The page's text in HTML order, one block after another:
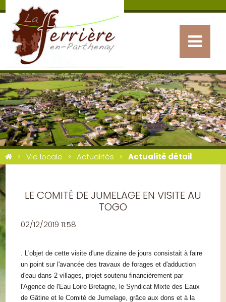
Vie locale Actualités Actualité détail
LE COMITÉ DE JUMELAGE EN VISITE AU
TOGO
02/12/2019 11:58
. L'objet de cette visite d'une dizaine de jours consistait à faire
un point sur l'avancée des travaux de forages et d'adduction
d'eau dans 2 villages, projet soutenu financièrement par
l'Agence de l'Eau Loire Bretagne, le Syndicat Mixte des Eaux
de Gâtine et le Comité de Jumelage, grâce aux dons et à la